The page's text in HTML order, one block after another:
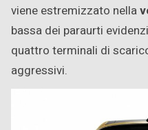
viene estremizzato nella
bassa dei paraurti
quattro terminali di
aggressivi.